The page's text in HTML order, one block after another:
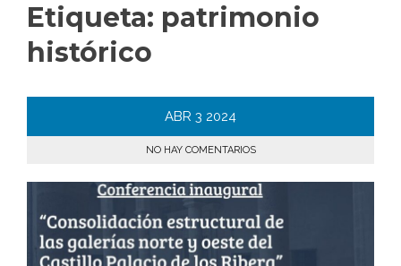
Etiqueta: patrimonio
histórico
ABR 3 2024
NO HAY COMENTARIOS